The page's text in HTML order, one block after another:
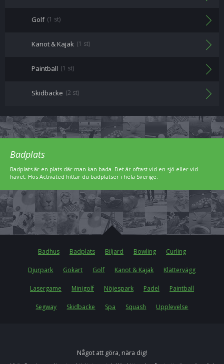
Golf (1 st)
Kanot & Kajak (1 st)
Paintball (1 st)
Skidbacke (2 st)
Badplats
Badplats är en plats där man kan bada. Det är oftast vid en sjö eller vid
havet. Hos Activated hittar du badplatser i hela Sverige.
Badhus Badplats Biljard Bowling Curling
Djurpark Gokart Golf Kanot & Kajak Klättervägg
Lasergame Minigolf Nöjespark Padel Paintball
Segway Skidbacke Spa Squash Upplevelse
Något att göra, nära dig!